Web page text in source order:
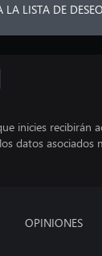
LA LISTA DE
inicies recibirán
datos asociados
OPINIONES